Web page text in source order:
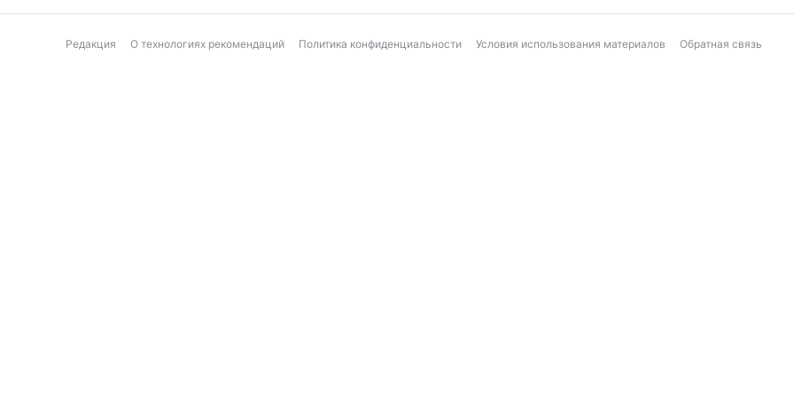
Редакция О технологиях рекомендаций Политика конфиденциальности Условия использования материалов Обратная связь